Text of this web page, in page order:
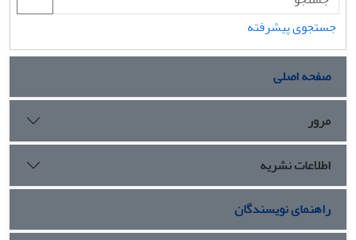
جستجوی پیشرفته
صفحه اصلی
مرور
اطلاعات نشریه
راهنمای نویسندگان